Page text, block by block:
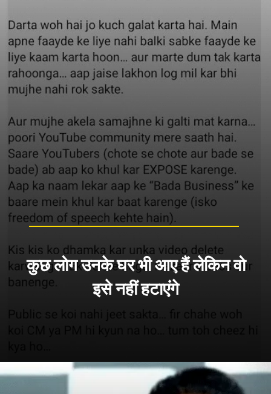
कुछ लोग उनके घर भी आए हैं लेकिन वो
इसे नहीं हटाएंगे